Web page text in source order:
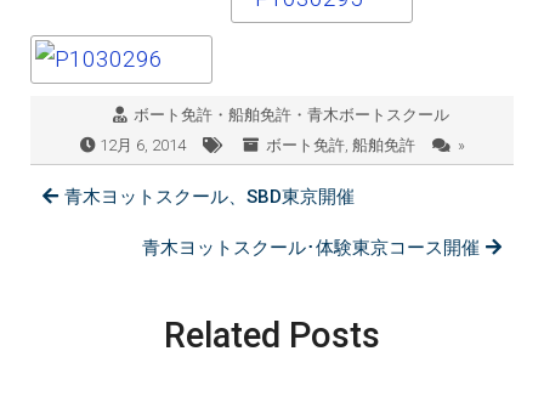
ボート免許・船舶免許・青木ボートスクール
12月 6, 2014
ボート免許, 船舶免許 »
青木ヨットスクール、SBD東京開催
青木ヨットスクール･体験東京コース開催
Related Posts